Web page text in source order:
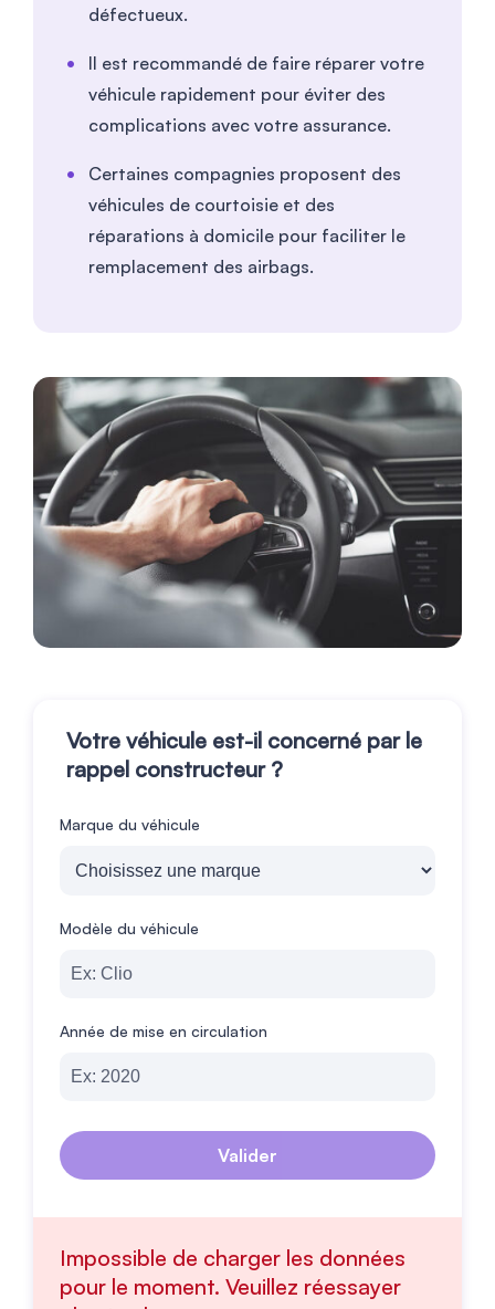
défectueux.
Il est recommandé de faire réparer votre
véhicule rapidement pour éviter des
complications avec votre assurance.
Certaines compagnies proposent des
véhicules de courtoisie et des
réparations à domicile pour faciliter le
remplacement des airbags.
Votre véhicule est-il concerné par le
rappel constructeur ?
Marque du véhicule
Modèle du véhicule
Année de mise en circulation
Valider
Impossible de charger les données
pour le moment. Veuillez réessayer